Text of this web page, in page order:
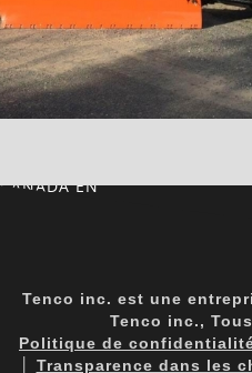
CANADA EN
Tenco inc. est une
Tenco inc.,
Politique de
Transparence dans les